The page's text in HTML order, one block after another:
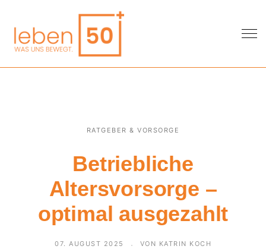
RATGEBER & VORSORGE
Betriebliche
Altersvorsorge –
optimal ausgezahlt
07. AUGUST 2025 VON KATRIN KOCH